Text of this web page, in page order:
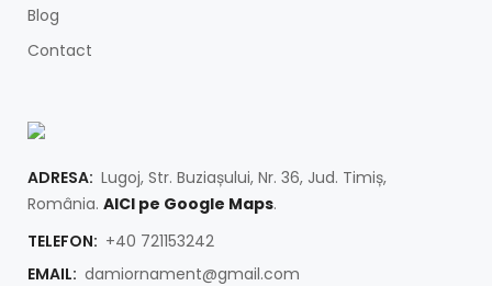
Blog
Contact
ADRESA: Lugoj, Str. Buziașului, Nr. 36, Jud. Timiș,
România. AICI pe Google Maps.
TELEFON: +40 721153242
EMAIL: damiornament@gmail.com